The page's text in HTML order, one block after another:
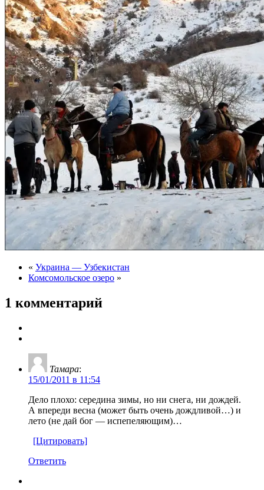
« Украина — Узбекистан
Комсомольское озеро »
1 комментарий
Тамара:
15/01/2011 в 11:54
Дело плохо: середина зимы, но ни снега, ни дождей.
А впереди весна (может быть очень дождливой…) и
лето (не дай бог — испепеляющим)…
[Цитировать]
Ответить